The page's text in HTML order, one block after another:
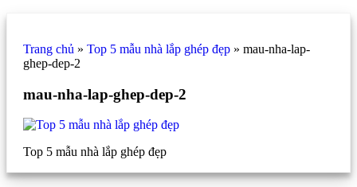
Trang chủ » Top 5 mẫu nhà lắp ghép đẹp » mau-nha-lap-
ghep-dep-2
mau-nha-lap-ghep-dep-2
Top 5 mẫu nhà lắp ghép đẹp